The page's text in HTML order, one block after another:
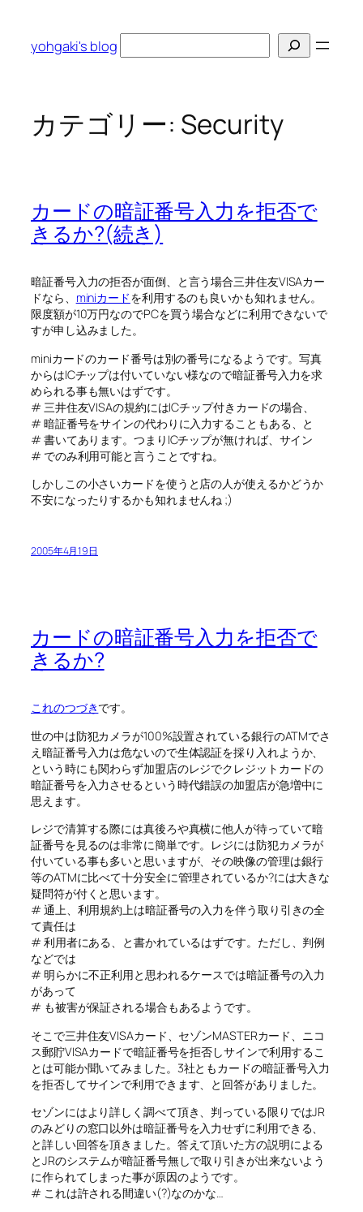
yohgaki's blog
索
カテゴリー: Security
カードの暗証番号入力を拒否で
きるか?(続き)
暗証番号入力の拒否が面倒、と言う場合三井住友VISAカー
ドなら、 miniカードを利用するのも良いかも知れません。
限度額が10万円なのでPCを買う場合などに利用できないで
すが申し込みました。
miniカードのカード番号は別の番号になるようです。写真
からはICチップは付いていない様なので暗証番号入力を求
められる事も無いはずです。
# 三井住友VISAの規約にはICチップ付きカードの場合、
# 暗証番号をサインの代わりに入力することもある、と
# 書いてあります。つまりICチップが無ければ、サイン
# でのみ利用可能と言うことですね。
しかしこの小さいカードを使うと店の人が使えるかどうか
不安になったりするかも知れませんね ;)
2005年4月19日
カードの暗証番号入力を拒否で
きるか?
これのつづきです。
世の中は防犯カメラが100%設置されている銀行のATMでさ
え暗証番号入力は危ないので生体認証を採り入れようか、
という時にも関わらず加盟店のレジでクレジットカードの
暗証番号を入力させるという時代錯誤の加盟店が急増中に
思えます。
レジで清算する際には真後ろや真横に他人が待っていて暗
証番号を見るのは非常に簡単です。レジには防犯カメラが
付いている事も多いと思いますが、その映像の管理は銀行
等のATMに比べて十分安全に管理されているか?には大きな
疑問符が付くと思います。
# 通上、利用規約上は暗証番号の入力を伴う取り引きの全
て責任は
# 利用者にある、と書かれているはずです。ただし、判例
などでは
# 明らかに不正利用と思われるケースでは暗証番号の入力
があって
# も被害が保証される場合もあるようです。
そこで三井住友VISAカード、セゾンMASTERカード、ニコ
ス郵貯VISAカードで暗証番号を拒否しサインで利用するこ
とは可能か聞いてみました。3社ともカードの暗証番号入力
を拒否してサインで利用できます、と回答がありました。
セゾンにはより詳しく調べて頂き、判っている限りではJR
のみどりの窓口以外は暗証番号を入力せずに利用できる、
と詳しい回答を頂きました。答えて頂いた方の説明による
とJRのシステムが暗証番号無しで取り引きが出来ないよう
に作られてしまった事が原因のようです。
# これは許される間違い(?)なのかな…